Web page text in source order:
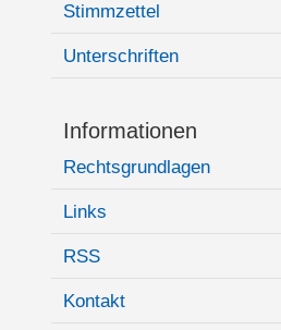
Stimmzettel
Unterschriften
Informationen
Rechtsgrundlagen
Links
RSS
Kontakt